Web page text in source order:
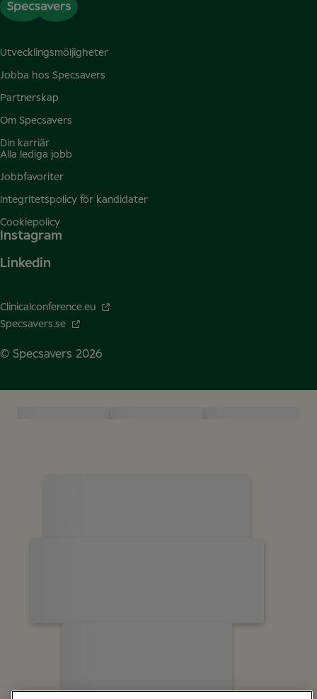
Utvecklingsmöljigheter
Jobba hos Specsavers
Partnerskap
Om Specsavers
Din karriär
Alla lediga jobb
Jobbfavoriter
Integritetspolicy för kandidater
Cookiepolicy
Instagram
Linkedin
Clinicalconference.eu
Specsavers.se
© Specsavers 2026